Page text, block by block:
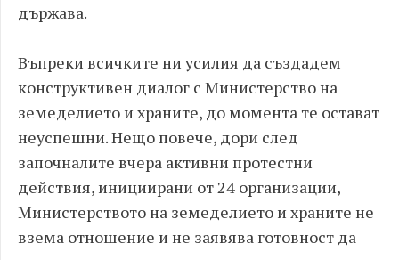
държава.
Въпреки всичките ни усилия да създадем
конструктивен диалог с Министерство на
земеделието и храните, до момента те остават
неуспешни. Нещо повече, дори след
започналите вчера активни протестни
действия, инициирани от 24 организации,
Министерството на земеделието и храните не
взема отношение и не заявява готовност да